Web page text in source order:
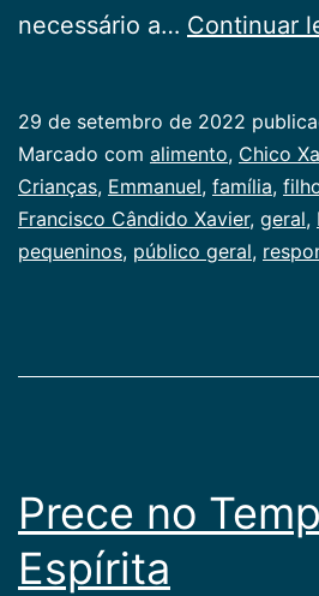
necessário a… Continuar
29 de setembro de 2022
Categorizado
como
Publicogeral
Marcado com alimento, Chico
Crianças, Emmanuel, família,
Francisco Cândido Xavier, geral,
pequeninos, público geral,
Prece no
Espírita